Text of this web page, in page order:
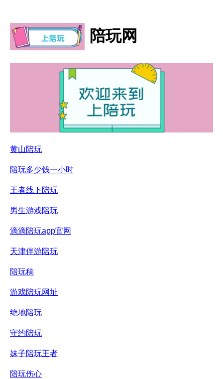
陪玩网
黄山陪玩
陪玩多少钱一小时
王者线下陪玩
男生游戏陪玩
滴滴陪玩app官网
天津伴游陪玩
陪玩稿
游戏陪玩网址
绝地陪玩
守约陪玩
妹子陪玩王者
陪玩伤心